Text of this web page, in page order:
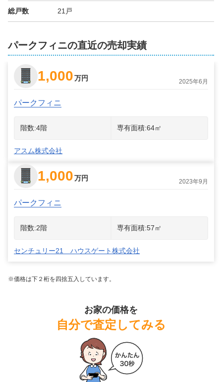
総戸数 21戸
パークフィニの直近の売却実績
1,000万円 2025年6月
パークフィニ
階数:4階 専有面積:64㎡
アスム株式会社
1,000万円 2023年9月
パークフィニ
階数:2階 専有面積:57㎡
センチュリー21 ハウスゲート株式会社
※価格は下２桁を四捨五入しています。
お家の価格を
自分で査定してみる